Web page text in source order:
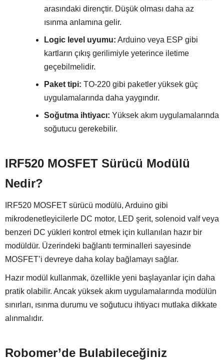
arasındaki dirençtir. Düşük olması daha az
ısınma anlamına gelir.
Logic level uyumu: Arduino veya ESP gibi
kartların çıkış gerilimiyle yeterince iletime
geçebilmelidir.
Paket tipi: TO-220 gibi paketler yüksek güç
uygulamalarında daha yaygındır.
Soğutma ihtiyacı: Yüksek akım uygulamalarında
soğutucu gerekebilir.
IRF520 MOSFET Sürücü Modülü
Nedir?
IRF520 MOSFET sürücü modülü, Arduino gibi
mikrodenetleyicilerle DC motor, LED şerit, solenoid valf veya
benzeri DC yükleri kontrol etmek için kullanılan hazır bir
modüldür. Üzerindeki bağlantı terminalleri sayesinde
MOSFET’i devreye daha kolay bağlamayı sağlar.
Hazır modül kullanmak, özellikle yeni başlayanlar için daha
pratik olabilir. Ancak yüksek akım uygulamalarında modülün
sınırları, ısınma durumu ve soğutucu ihtiyacı mutlaka dikkate
alınmalıdır.
Robomer’de Bulabileceğiniz